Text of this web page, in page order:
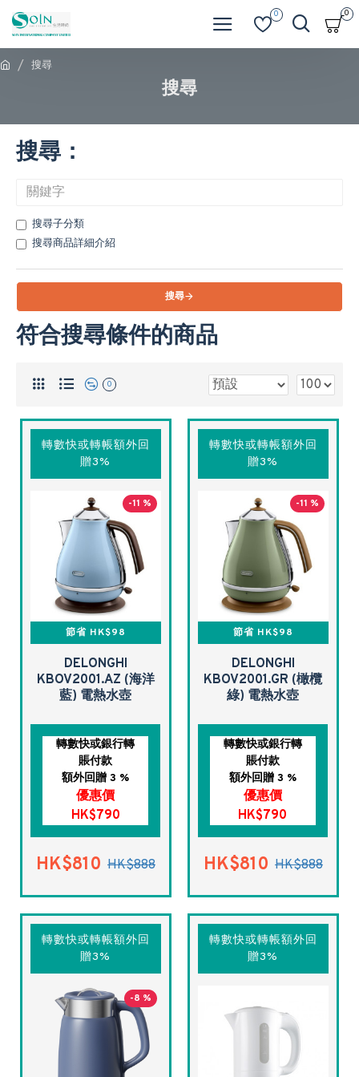
0 0
搜尋
搜尋
搜尋：
搜尋子分類
搜尋商品詳細介紹
搜尋
符合搜尋條件的商品
0
轉數快或轉帳額外回
贈3%
-11 %
節省 HK$98
DELONGHI
KBOV2001.AZ (海洋
藍) 電熱水壺
轉數快或銀行轉
賬付款
額外回贈 3 %
優惠價
HK$790
HK$810 HK$888
轉數快或轉帳額外回
贈3%
-11 %
節省 HK$98
DELONGHI
KBOV2001.GR (橄欖
綠) 電熱水壺
轉數快或銀行轉
賬付款
額外回贈 3 %
優惠價
HK$790
HK$810 HK$888
轉數快或轉帳額外回
贈3%
-8 %
轉數快或轉帳額外回
贈3%